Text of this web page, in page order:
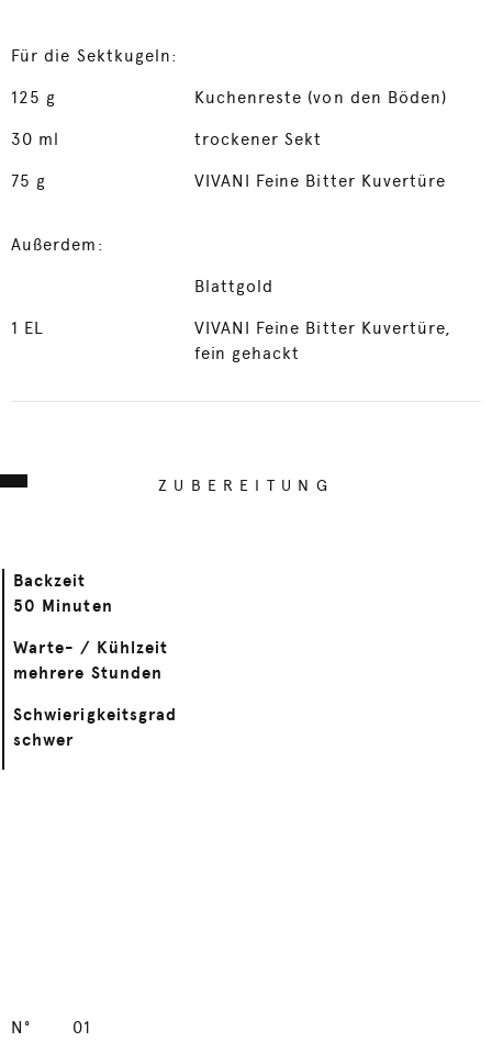
Für die Sektkugeln:
125 g Kuchenreste (von den Böden)
30 ml trockener Sekt
75 g VIVANI Feine Bitter Kuvertüre
Außerdem:
Blattgold
1 EL
VIVANI Feine Bitter Kuvertüre,
fein gehackt
ZUBEREITUNG
Backzeit
50 Minuten
Warte- / Kühlzeit
mehrere Stunden
Schwierigkeitsgrad
schwer
N° 01